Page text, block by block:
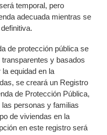
temporal, pero
adecuada mientras se
de protección pública se
y basados
equidad en la
se creará un Registro
de Protección Pública,
personas y familias
de viviendas en la
en este registro será